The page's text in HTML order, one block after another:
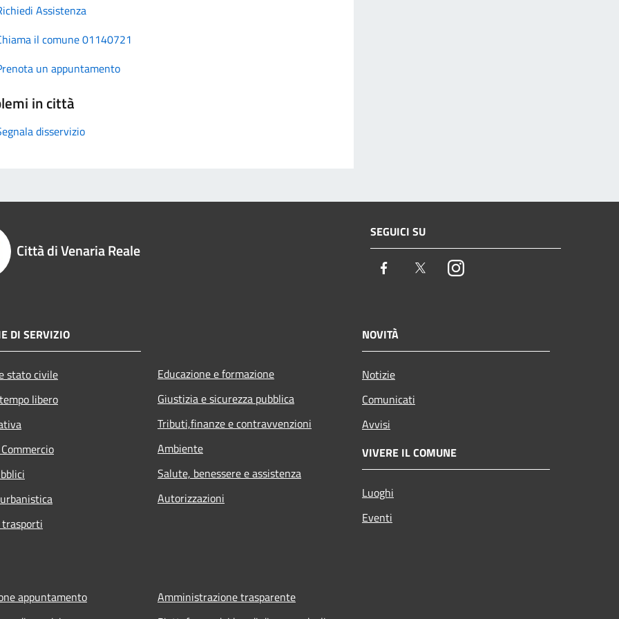
Assistenza
il comune 01140721
un appuntamento
in città
disservizio
Città di Venaria Reale
SEGUICI SU
Facebook TwitterInstagram
DI SERVIZIO
stato civile
libero
Educazione e formazione
Giustizia e sicurezza pubblica
Tributi,finanze e contravvenzioni
Ambiente
Salute, benessere e assistenza
Autorizzazioni
NOVITÀ
Notizie
Comunicati
Avvisi
VIVERE IL COMUNE
Luoghi
Eventi
appuntamento
Amministrazione trasparente